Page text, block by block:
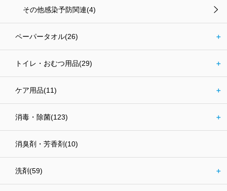
その他感染予防関連(4)
ペーパータオル(26) ＋
トイレ・おむつ用品(29) ＋
ケア用品(11) ＋
消毒・除菌(123) ＋
消臭剤・芳香剤(10)
洗剤(59) ＋